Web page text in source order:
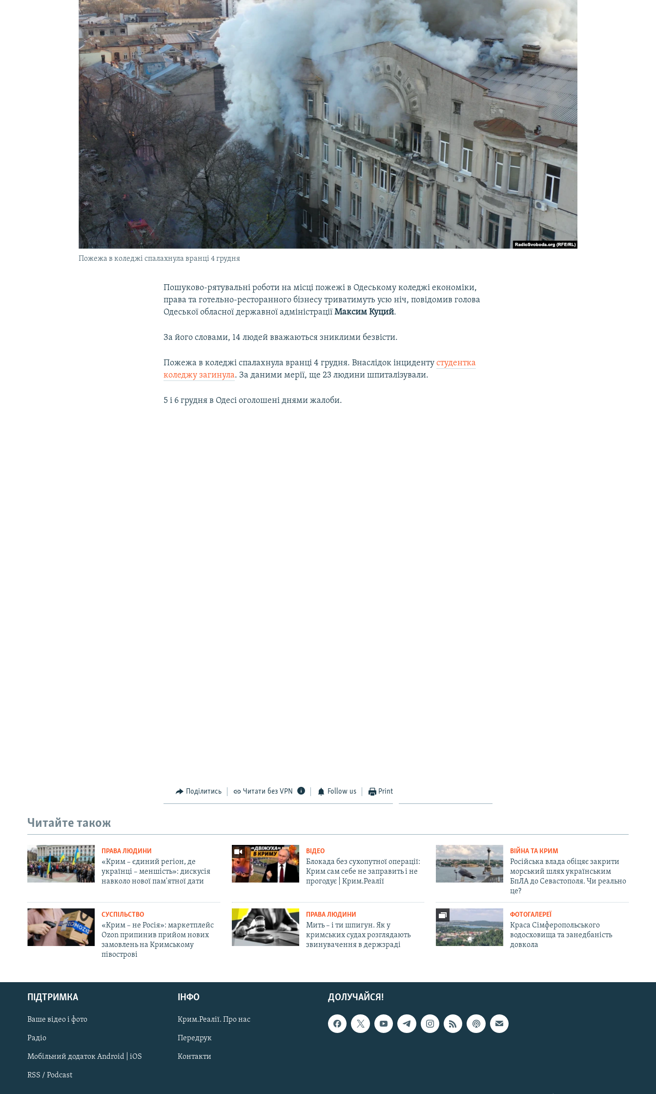
УКРАЇНСЬКА ПРОБЛЕМА КРИМУ
Русский
Qırımtatar
ДОЛУЧАЙСЯ!
Пожежа в коледжі спалахнула вранці 4 грудня
Пошуково-рятувальні роботи на місці пожежі в Одеському коледжі економіки,
права та готельно-ресторанного бізнесу триватимуть усю ніч, повідомив голова
Одеської обласної державної адміністраціїМаксим Куций.
За його словами, 14 людей вважаються зниклими безвісти.
Пожежа в коледжі спалахнула вранці 4 грудня. Внаслідок інцидентустудентка
коледжу загинула. За даними мерії, ще 23 людини шпиталізували.
5 і 6 грудня в Одесі оголошені днями жалоби.
Поділитись Читати без VPN Follow us Print
Читайте також
ПРАВА ЛЮДИНИ
«Крим – єдиний регіон, де
українці – меншість»: дискусія
навколо нової пам'ятної дати
ВІДЕО
Блокада без сухопутної операції:
Крим сам себе не заправить і не
прогодує | Крим.Реалії
ВІЙНА ТА КРИМ
Російська влада обіцяє закрити
морський шлях українським
БпЛА до Севастополя. Чи реально
це?
СУСПІЛЬСТВО
«Крим – не Росія»: маркетплейс
Ozon припинив прийом нових
замовлень на Кримському
півострові
ПРАВА ЛЮДИНИ
Мить – і ти шпигун. Як у
кримських судах розглядають
звинувачення в держзраді
ФОТОГАЛЕРЕЇ
Краса Сімферопольського
водосховища та занедбаність
довкола
ДОЛУЧАЙСЯ!
ПІДТРИМКА
Ваше відео і фото
Радіо
Мобільний додаток Android | iOS
RSS / Podcast
ІНФО
Крим.Реалії. Про нас
Передрук
Контакти